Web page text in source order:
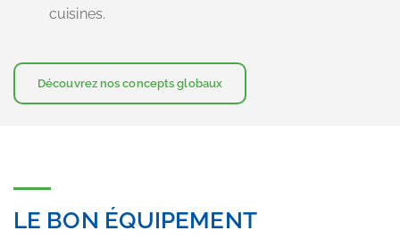
cuisines.
Découvrez nos concepts globaux
LE BON ÉQUIPEMENT